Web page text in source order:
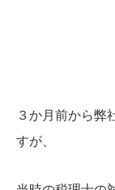
３か月前から弊
すが、